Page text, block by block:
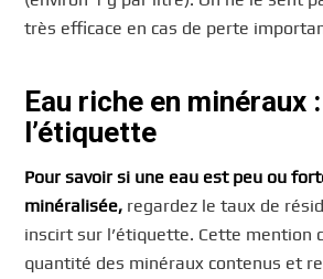
très efficace en cas de perte
Eau riche en minéraux
l’étiquette
Pour savoir si une eau est peu ou
minéralisée, regardez le taux de
inscirt sur l’étiquette. Cette mention
quantité des minéraux contenus et